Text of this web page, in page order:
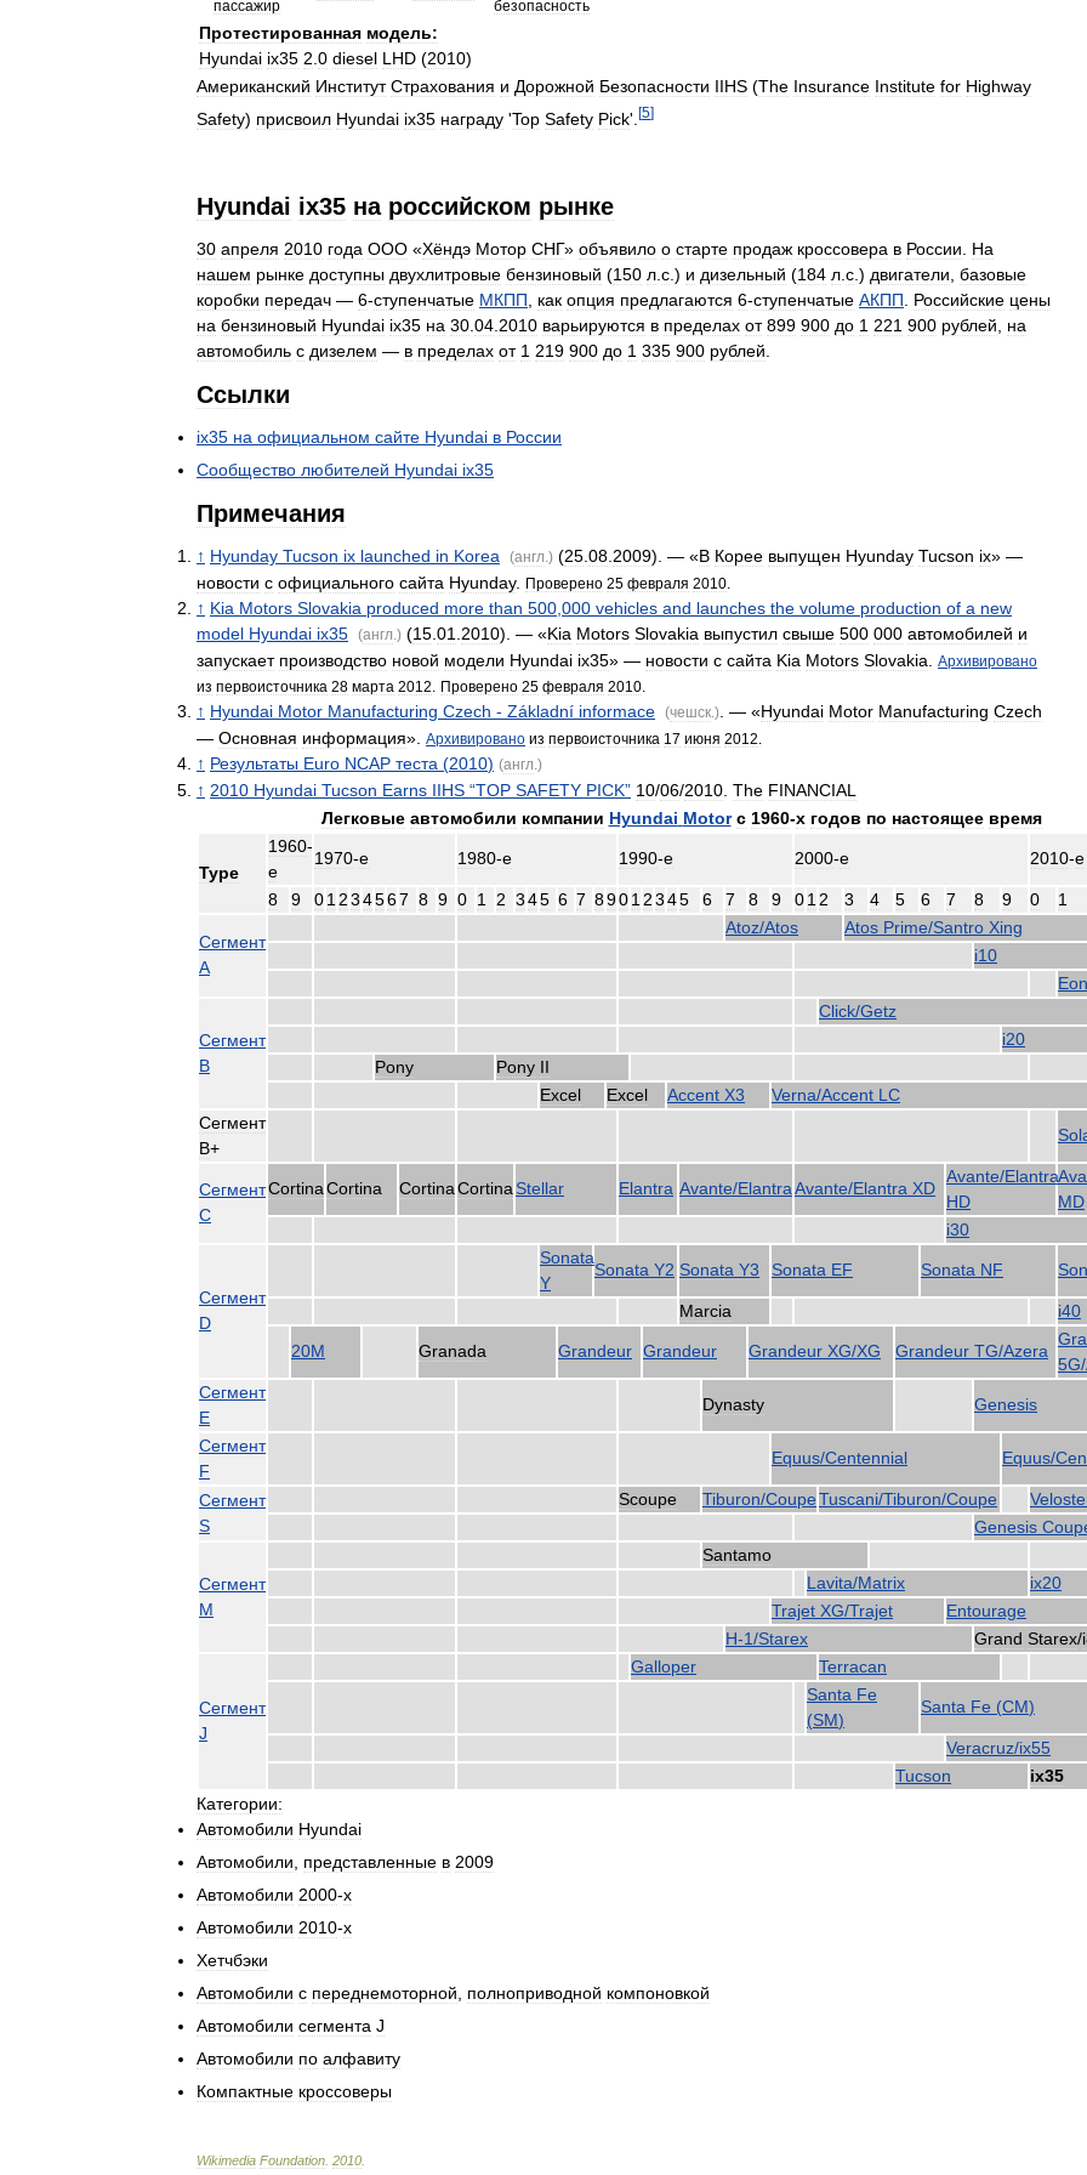
пассажир
безопасность
Протестированная модель:
Hyundai ix35 2.0 diesel LHD (2010)
Американский Институт Страхования и Дорожной Безопасности IIHS (The Insurance Institute for Highway
Safety) присвоил Hyundai ix35 награду 'Top Safety Pick'. [5]
Hyundai ix35 на российском рынке
30 апреля 2010 года ООО «Хёндэ Мотор СНГ» объявило о старте продаж кроссовера в России
На
нашем рынке доступны двухлитровые бензиновый (150 л с .) и дизельный (184 л с .) двигатели базовые
коробки передач — 6-ступенчатые МКПП как опция предлагаются 6-ступенчатые АКПП Российские цены
на бензиновый Hyundai ix35 на 30 04 2010 варьируются в пределах от 899 900 до 1 221 900 рублей
на
автомобиль с дизелем — в пределах от 1 219 900 до 1 335 900 рублей
Ссылки
ix35 на официальном сайте Hyundai в России
Сообщество любителей Hyundai ix35
Примечания
↑ Hyunday Tucson ix launched in Korea (англ.) (25 08 2009). — «В Корее выпущен Hyunday Tucson ix» —
новости с официального сайта Hyunday. Проверено 25 февраля 2010
↑ Kia Motors Slovakia produced more than 500 000 vehicles and launches the volume production of a new
model Hyundai ix35 (англ.) (15 01 2010). — «Kia Motors Slovakia выпустил свыше 500 000 автомобилей и
запускает производство новой модели Hyundai ix35» — новости с сайта Kia Motors Slovakia
Архивировано
из первоисточника 28 марта 2012 Проверено 25 февраля 2010
↑ Hyundai Motor Manufacturing Czech - Základní informace (чешск.) . — «Hyundai Motor Manufacturing Czech
— Основная информация». Архивировано из первоисточника 17 июня 2012
↑ Результаты Euro NCAP теста (2010) (англ.)
↑ 2010 Hyundai Tucson Earns IIHS “TOP SAFETY PICK” 10/06/2010 The FINANCIAL
Легковые автомобили компании Hyundai Motor с 1960-х годов по настоящее время
Type
1960-
е
1970-е 1980-е 1990-е 2000-е 2010-е
8 9 01 234567 8 9 0 1 2 345 6 7 8901 2345 6 7 8 9 01 2 3 4 5 6 7 8 9 0 1
Сегмент
A
Atoz/Atos Atos Prime/Santro Xing
i10
Eon
Сегмент
B
Click/Getz
i20
Pony
Pony II
Excel
Excel Accent Х3 Verna/Accent LC
Сегмент
B+
Сегмент
C
CortinaCortina CortinaCortina Stellar Elantra Avante/ElantraAvante/Elantra XD
Avante/Elantra
HD
MD
i30
Сегмент
D
Sonata
Y
Sonata Y2 Sonata Y3 Sonata EF Sonata NF
Marcia i40
20M Granada Grandeur Grandeur Grandeur XG/XG Grandeur TG/Azera
5G/
Сегмент
E
Dynasty Genesis
Сегмент
F
Equus/Centennial Equus/
Сегмент
S
Scoupe Tiburon/CoupeTuscani/Tiburon/Coupe
Genesis
Сегмент
M
Santamo
Lavita/Matrix
ix20
Trajet XG/Trajet
Entourage
H-1/Starex Grand Starex/
Сегмент
J
Galloper
Terracan
Santa Fe
(SM)
Santa Fe (CM)
Veracruz/ix55
Tucson
ix35
Категории:
Автомобили Hyundai
Автомобили
представленные в 2009
Автомобили 2000-х
Автомобили 2010-х
Хетчбэки
Автомобили с переднемоторной полноприводной компоновкой
Автомобили сегмента J
Автомобили по алфавиту
Компактные кроссоверы
Wikimedia Foundation 2010